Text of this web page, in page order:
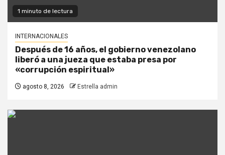
1 minuto de lectura
INTERNACIONALES
Después de 16 años, el gobierno venezolano
liberó a una jueza que estaba presa por
«corrupción espiritual»
agosto 8, 2026 Estrella admin